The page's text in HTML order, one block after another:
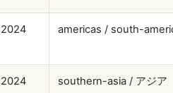
2024 americas / south-
2024 southern-asia / アジア